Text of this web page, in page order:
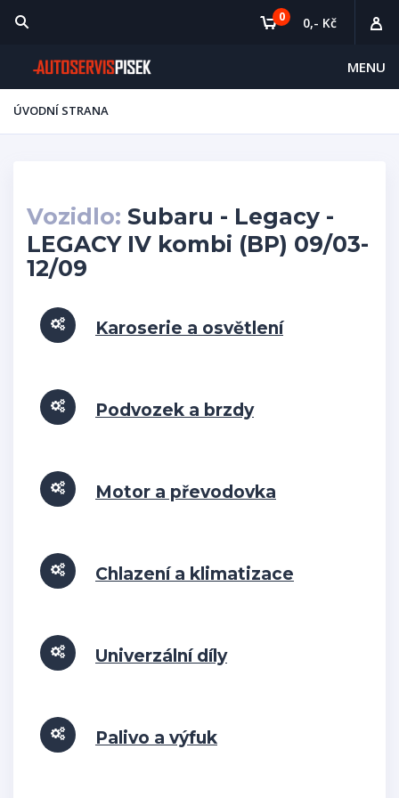
MENU
0 0,- Kč
ÚVODNÍ STRANA
Vozidlo: Subaru - Legacy -
LEGACY IV kombi (BP) 09/03-
12/09
Karoserie a osvětlení
Podvozek a brzdy
Motor a převodovka
Chlazení a klimatizace
Univerzální díly
Palivo a výfuk